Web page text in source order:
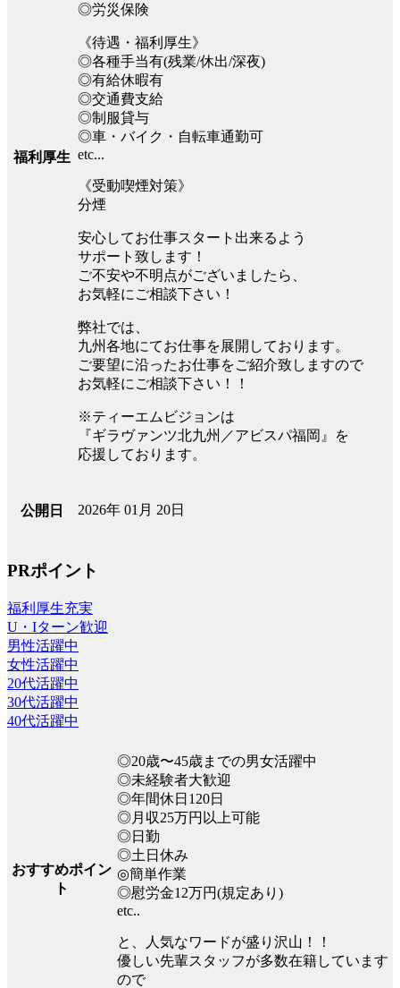
福利厚生
◎労災保険
《待遇・福利厚生》
◎各種手当有(残業/休出/深夜)
◎有給休暇有
◎交通費支給
◎制服貸与
◎車・バイク・自転車通勤可
etc...
《受動喫煙対策》
分煙
安心してお仕事スタート出来るよう
サポート致します！
ご不安や不明点がございましたら、
お気軽にご相談下さい！
弊社では、
九州各地にてお仕事を展開しております。
ご要望に沿ったお仕事をご紹介致しますので
お気軽にご相談下さい！！
※ティーエムビジョンは
『ギラヴァンツ北九州／アビスパ福岡』を
応援しております。
公開日 2026年 01月 20日
PRポイント
福利厚生充実
U・Iターン歓迎
男性活躍中
女性活躍中
20代活躍中
30代活躍中
40代活躍中
おすすめポイン
ト
◎20歳〜45歳までの男女活躍中
◎未経験者大歓迎
◎年間休日120日
◎月収25万円以上可能
◎日勤
◎土日休み
◎簡単作業
◎慰労金12万円(規定あり)
etc..
と、人気なワードが盛り沢山！！
優しい先輩スタッフが多数在籍しています
ので